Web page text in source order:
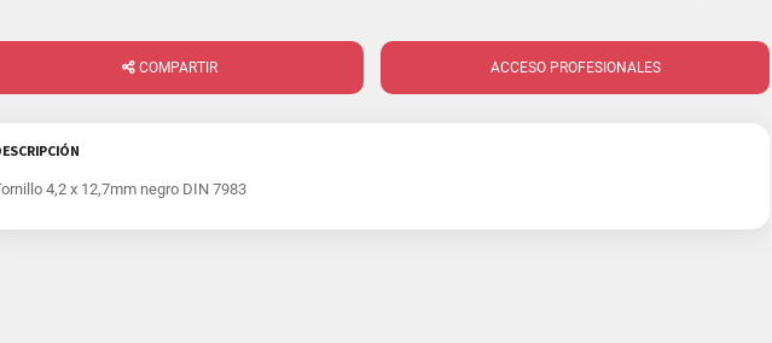
COMPARTIR ACCESO PROFESIONALES
4,2 x 12,7mm negro DIN 7983